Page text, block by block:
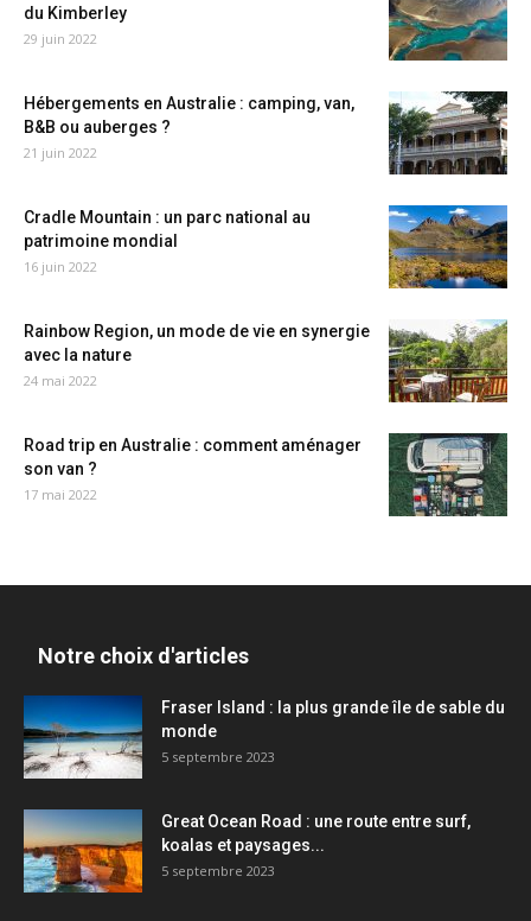
du Kimberley
29 juin 2022
Hébergements en Australie : camping, van,
B&B ou auberges ?
21 juin 2022
Cradle Mountain : un parc national au
patrimoine mondial
16 juin 2022
Rainbow Region, un mode de vie en synergie
avec la nature
24 mai 2022
Road trip en Australie : comment aménager
son van ?
17 mai 2022
Notre choix d'articles
Fraser Island : la plus grande île de sable du
monde
5 septembre 2023
Great Ocean Road : une route entre surf,
koalas et paysages...
5 septembre 2023